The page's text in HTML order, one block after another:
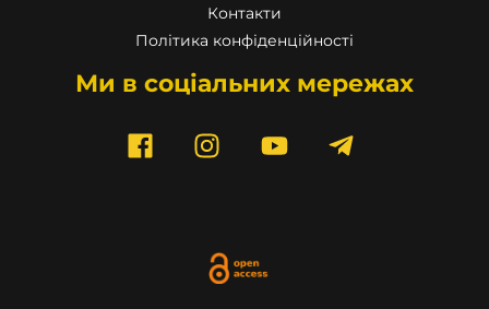
Контакти
Політика конфіденційності
Ми в соціальних мережах